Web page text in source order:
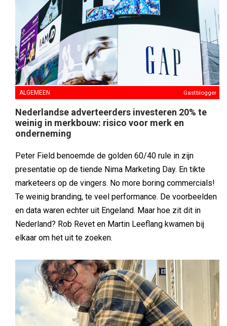
ALGEMEEN Gastblogger
Nederlandse adverteerders investeren 20% te
weinig in merkbouw: risico voor merk en
onderneming
Peter Field benoemde de golden 60/40 rule in zijn
presentatie op de tiende Nima Marketing Day. En tikte
marketeers op de vingers. No more boring commercials!
Te weinig branding, te veel performance. De voorbeelden
en data waren echter uit Engeland. Maar hoe zit dit in
Nederland? Rob Revet en Martin Leeflang kwamen bij
elkaar om het uit te zoeken.